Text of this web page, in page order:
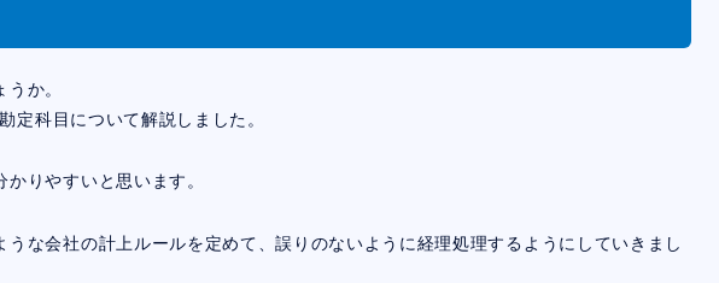
か。
定科目について解説しました。
りやすいと思います。
うな会社の計上ルールを定めて、誤りのないように経理処理するようにしていきまし